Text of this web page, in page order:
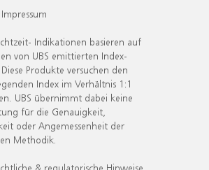
Indikationen basieren auf
von UBS emittierten Index-
Produkte versuchen den
Index im Verhältnis 1:1
UBS übernimmt dabei keine
für die Genauigkeit,
oder Angemessenheit der
Methodik.